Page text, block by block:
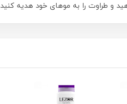
و طراوت را به موهای خود هدیه